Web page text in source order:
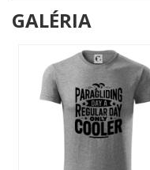
úsmevom od ucha k
Prečo je
Dizajn hovorí pravdu bez
odkaz, ktorý každý
a s hrdosťou potvrdí. Dve
vysoko nad zemou
GALÉRIA